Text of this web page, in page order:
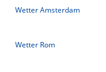
Wetter Amsterdam
Wetter Rom